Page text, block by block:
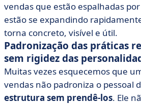
vendas que estão espalhadas
estão se expandindo
torna concreto, visível e útil.
Padronização das práticas
sem rigidez das
Muitas vezes esquecemos que
vendas não padroniza o pessoal
estrutura sem prendê-los. Ele